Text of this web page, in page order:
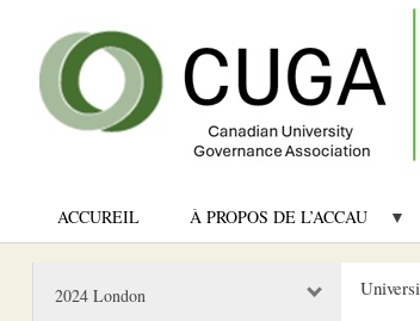
ACCUREIL À PROPOS DE L’ACCAU
2024 London